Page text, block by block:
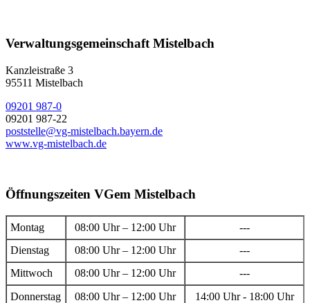
Verwaltungsgemeinschaft Mistelbach
Kanzleistraße 3
95511 Mistelbach
09201 987-0
09201 987-22
poststelle@vg-mistelbach.bayern.de
www.vg-mistelbach.de
Öffnungszeiten VGem Mistelbach
Montag 08:00 Uhr – 12:00 Uhr
---
Dienstag
08:00 Uhr – 12:00 Uhr
---
Mittwoch
08:00 Uhr – 12:00 Uhr
---
Donnerstag
08:00 Uhr – 12:00 Uhr
14:00 Uhr - 18:00 Uhr